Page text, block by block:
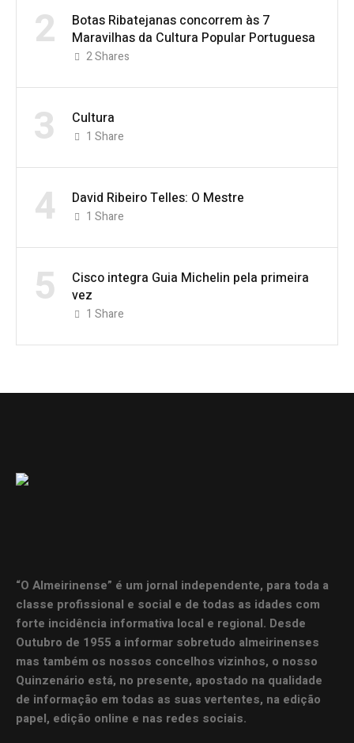
2
Botas Ribatejanas concorrem às 7
Maravilhas da Cultura Popular Portuguesa
2Shares
3 Cultura
1 Share
4 David Ribeiro Telles: O Mestre
1 Share
5
Cisco integra Guia Michelin pela primeira
vez
1 Share
“O Almeirinense” é um jornal independente, para toda a
classe profissional e social e de todas as idades com
forte incidência informativa local e regional. Desde
Outubro de 1955 a informar sobretudo almeirinenses
mas também os nossos concelhos vizinhos, o nosso
Quinzenário está, no presente, apostado na qualidade
de informação em todas as suas vertentes, na edição
papel, edição online e nas redes sociais.